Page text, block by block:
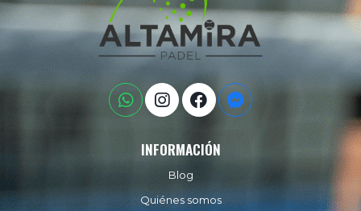
INFORMACIÓN
Blog
Quiénes somos